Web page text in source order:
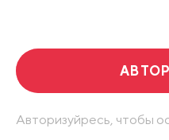
Авторизуйресь, чтобы